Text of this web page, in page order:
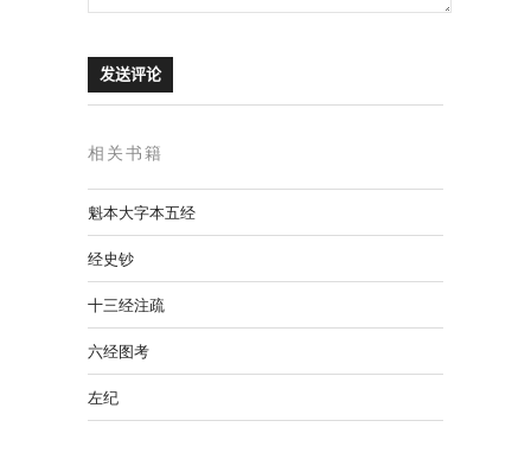
相关书籍
魁本大字本五经
经史钞
十三经注疏
六经图考
左纪